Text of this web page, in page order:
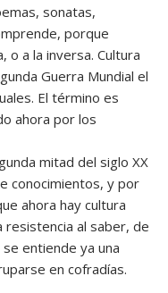
sonatas,
porque
o a la inversa. Cultura
Guerra Mundial el
El término es
ahora por los
mitad del siglo XX
conocimientos, y por
ahora hay cultura
resistencia al saber, de
entiende ya una
en cofradías.